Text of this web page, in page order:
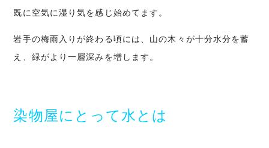
既に空気に湿り気を感じ始めてます。
岩手の梅雨入りが終わる頃には、山の木々が十分水分を蓄
え、緑がより一層深みを増します。
染物屋にとって水とは